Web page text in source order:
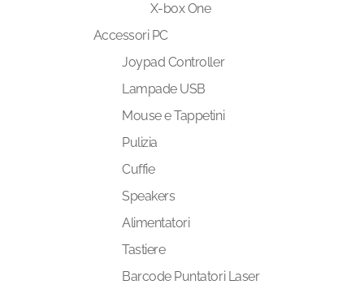
X-box One
Accessori PC
Joypad Controller
Lampade USB
Mouse e Tappetini
Pulizia
Cuffie
Speakers
Alimentatori
Tastiere
Barcode Puntatori Laser